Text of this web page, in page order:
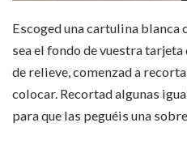
Escoged una cartulina blanca
sea el fondo de vuestra
de relieve, comenzad a
colocar. Recortad algunas
para que las peguéis una